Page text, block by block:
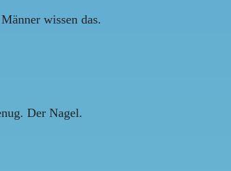
wissen das.
Der Nagel.